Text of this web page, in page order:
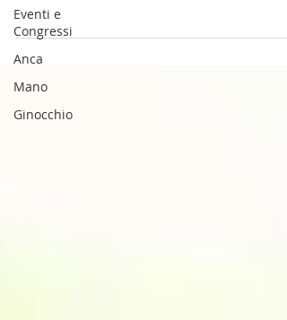
Eventi e
Congressi
Anca
Mano
Ginocchio
guarito